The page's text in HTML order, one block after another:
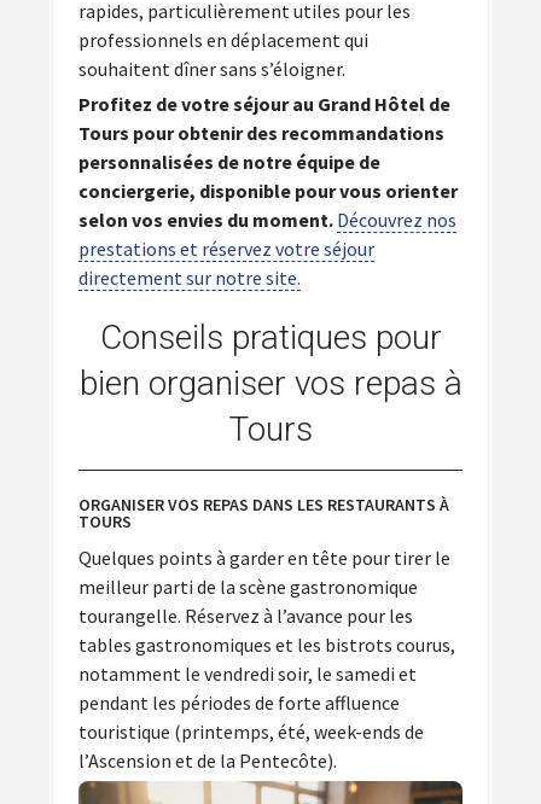
rapides, particulièrement utiles pour les
professionnels en déplacement qui
souhaitent dîner sans s’éloigner.
Profitez de votre séjour au Grand Hôtel de
Tours pour obtenir des recommandations
personnalisées de notre équipe de
conciergerie, disponible pour vous orienter
selon vos envies du moment. Découvrez nos
prestations et réservez votre séjour
directement sur notre site.
Conseils pratiques pour
bien organiser vos repas à
Tours
ORGANISER VOS REPAS DANS LES RESTAURANTS À
TOURS
Quelques points à garder en tête pour tirer le
meilleur parti de la scène gastronomique
tourangelle. Réservez à l’avance pour les
tables gastronomiques et les bistrots courus,
notamment le vendredi soir, le samedi et
pendant les périodes de forte affluence
touristique (printemps, été, week-ends de
l’Ascension et de la Pentecôte).